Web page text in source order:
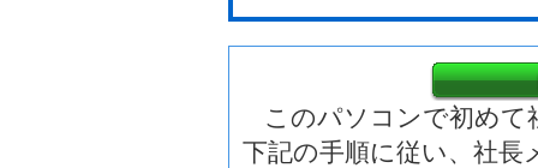
このパソコンで初めて
下記の手順に従い、社長